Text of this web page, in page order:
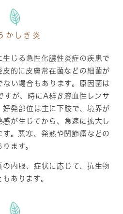
かしき炎
じる急性化膿性炎症の疾患で
皮的に皮膚常在菌などの細菌が
い場合もあります。原因菌は
すが、時にA群β溶血性レンサ
好発部位は主に下肢で、境界が
が生じてから、急速に拡大し
。悪寒、発熱や関節痛などの
ます。
内服、症状に応じて、抗生物
あります。